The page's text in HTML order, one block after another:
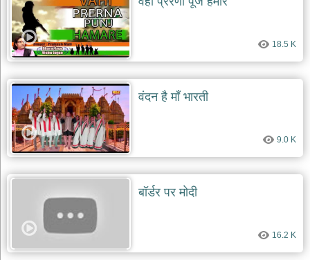
18.5 K
वंदन है माँ भारती
9.0 K
बॉर्डर पर मोदी
16.2 K